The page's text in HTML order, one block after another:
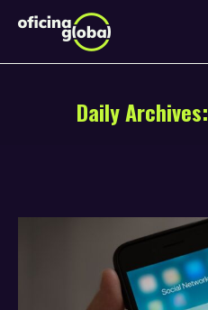
Daily Archives: